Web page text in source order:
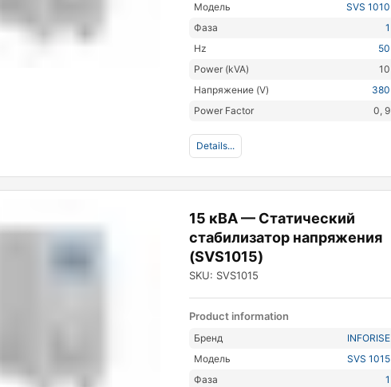
Модель
SVS 1010
Фаза
1
Hz
50
Power (kVA)
10
Напряжение (V)
380
Power Factor
0, 9
Details...
15 кВА — Статический
стабилизатор напряжения
(SVS1015)
SKU: SVS1015
Product information
Бренд
INFORISE
Модель
SVS 1015
Фаза
1